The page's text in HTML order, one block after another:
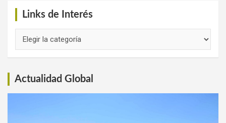
Links de Interés
Actualidad Global